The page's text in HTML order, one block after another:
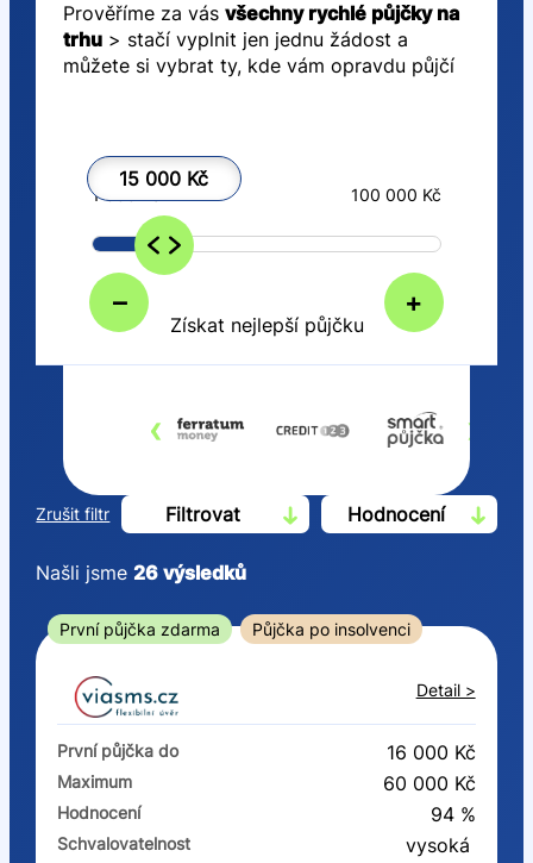
Prověříme za vás všechny rychlé půjčky na
trhu> stačí vyplnit jen jednu žádost a
můžete si vybrat ty, kde vám opravdu půjčí
15 000 Kč
– +
1 000 Kč 100 000 Kč
Získat nejlepší půjčku
‹ ›
Zrušit filtr Filtrovat Hodnocení
Od
První půjčka zdarma
–
ano
Našli jsme26 výsledků
První půjčka zdarma Půjčka po insolvenci
Detail >
První půjčka do 16 000 Kč
Maximum 60 000 Kč
Hodnocení 94 %
Schvalovatelnost vysoká